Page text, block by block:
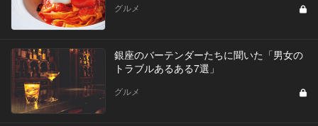
グルメ
銀座のバーテンダーたちに聞いた「男女の
トラブルあるある7選」
グルメ